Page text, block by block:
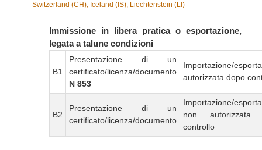
Switzerland (CH), Iceland (IS), Liechtenstein (LI)
Immissione in libera pratica o esportazione,
legata a talune condizioni
B1
Presentazione di un
certificato/licenza/documento
N 853
Importazione/
autorizzata dopo
B2
Presentazione di un
certificato/licenza/documento
Importazione/
non autorizzata
controllo